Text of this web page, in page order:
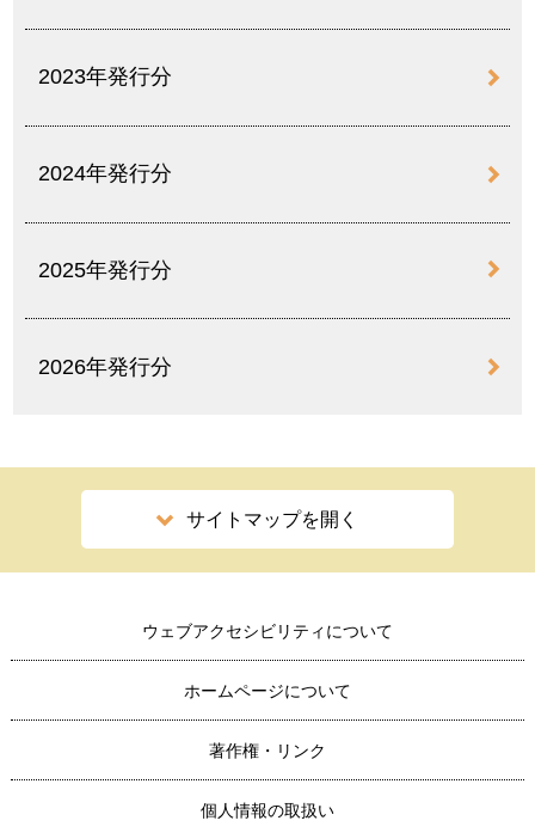
2023年発行分
2024年発行分
2025年発行分
2026年発行分
サイトマップを開く
ウェブアクセシビリティについて
ホームページについて
著作権・リンク
個人情報の取扱い